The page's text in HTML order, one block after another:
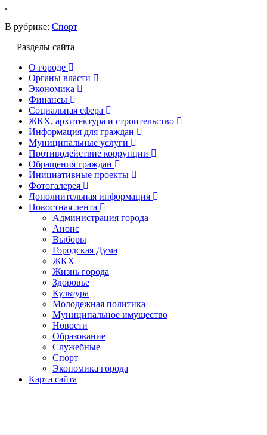
.
В рубрике: Спорт
Разделы сайта
О городе
Органы власти
Экономика
Финансы
Социальная сфера
ЖКХ, архитектура и строительство
Информация для граждан
Муниципальные услуги
Противодействие коррупции
Обращения граждан
Инициативные проекты
Фотогалерея
Дополнительная информация
Новостная лента
Администрация города
Анонс
Выборы
Городская Дума
ЖКХ
Жизнь города
Здоровье
Культура
Молодежная политика
Муниципальное имущество
Новости
Образование
Служебные
Спорт
Экономика города
Карта сайта